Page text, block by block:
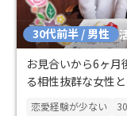
30代前半 / 男性
お見合いから6ヶ月
る相性抜群な女性
恋愛経験が少ない